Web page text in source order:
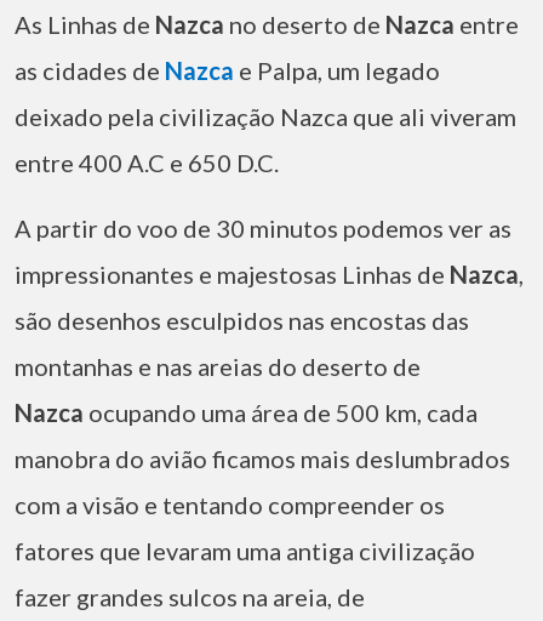
As Linhas de Nazca no deserto de Nazca entre
as cidades de Nazca e Palpa, um legado
deixado pela civilização Nazca que ali viveram
entre 400 A.C e 650 D.C.
A partir do voo de 30 minutos podemos ver as
impressionantes e majestosas Linhas de Nazca,
são desenhos esculpidos nas encostas das
montanhas e nas areias do deserto de
Nazca ocupando uma área de 500 km, cada
manobra do avião ficamos mais deslumbrados
com a visão e tentando compreender os
fatores que levaram uma antiga civilização
fazer grandes sulcos na areia, de